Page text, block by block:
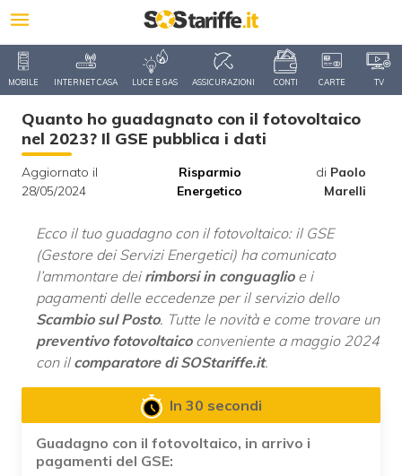
MOBILE INTERNET CASA LUCE E GAS ASSICURAZIONI CONTI CARTE TV
Quanto ho guadagnato con il fotovoltaico
nel 2023? Il GSE pubblica i dati
Aggiornato il
28/05/2024
Risparmio
Energetico
di Paolo
Marelli
Ecco il tuo guadagno con il fotovoltaico: il GSE
(Gestore dei Servizi Energetici) ha comunicato
l’ammontare dei rimborsi in conguaglioe i
pagamenti delle eccedenze per il servizio dello
Scambio sul Posto. Tutte le novità e come trovare un
preventivo fotovoltaicoconveniente a maggio 2024
con il comparatore di SOStariffe.it.
In 30 secondi
Guadagno con il fotovoltaico, in arrivo i
pagamenti del GSE: